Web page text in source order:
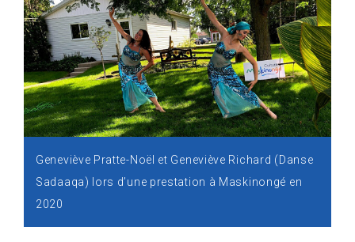
Geneviève Pratte-Noël et Geneviève Richard (Danse
Sadaaqa) lors d’une prestation à Maskinongé en
2020